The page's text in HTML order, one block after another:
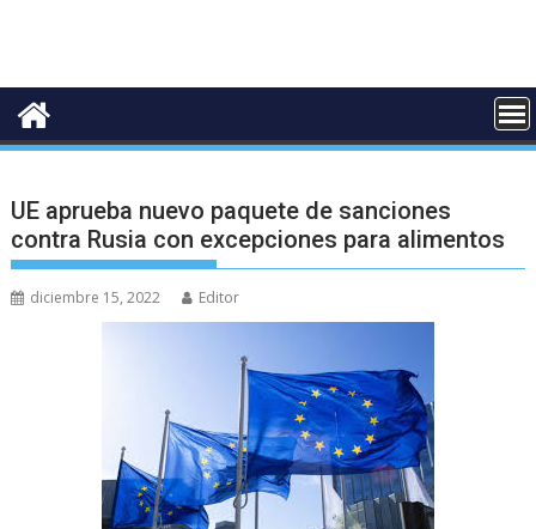
UE aprueba nuevo paquete de sanciones
contra Rusia con excepciones para alimentos
diciembre 15, 2022 Editor